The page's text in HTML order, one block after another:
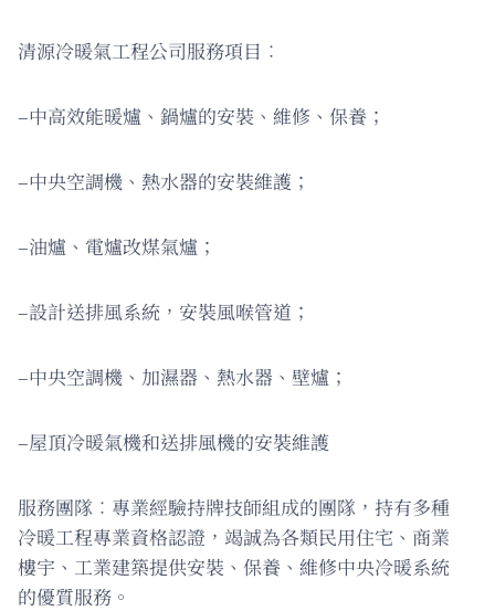
清源冷暖氣工程公司服務項目︰
–中高效能暖爐、鍋爐的安裝、維修、保養；
–中央空調機、熱水器的安裝維護；
–油爐、電爐改煤氣爐；
–設計送排風系統，安裝風喉管道；
–中央空調機、加濕器、熱水器、壁爐；
–屋頂冷暖氣機和送排風機的安裝維護
服務團隊︰專業經驗持牌技師組成的團隊，持有多種
冷暖工程專業資格認證，竭誠為各類民用住宅、商業
樓宇、工業建築提供安裝、保養、維修中央冷暖系統
的優質服務。